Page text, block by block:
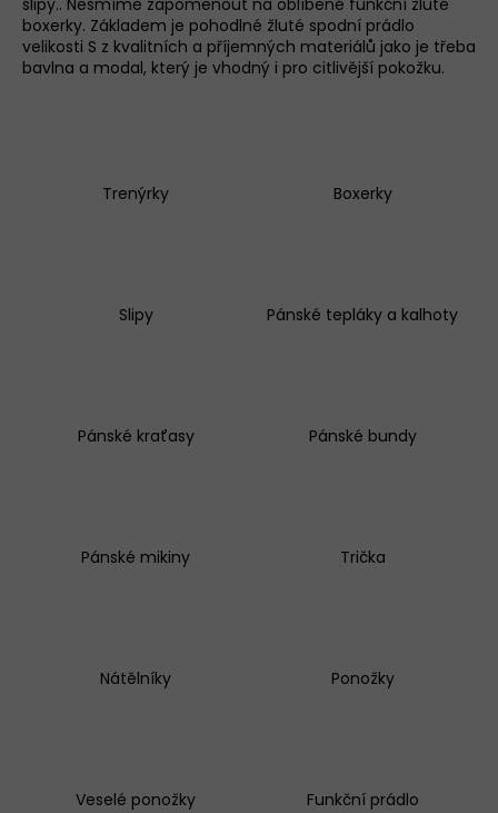
slipy.. Nesmíme zapomenout na oblíbené funkční žluté
boxerky. Základem je pohodlné žluté spodní prádlo
velikosti S z kvalitních a příjemných materiálů jako je třeba
bavlna a modal, který je vhodný i pro citlivější pokožku.
Trenýrky Boxerky
Slipy Pánské tepláky a kalhoty
Pánské kraťasy Pánské bundy
Pánské mikiny Trička
Nátělníky Ponožky
Veselé ponožky Funkční prádlo
n
a
j
KALHOTKY